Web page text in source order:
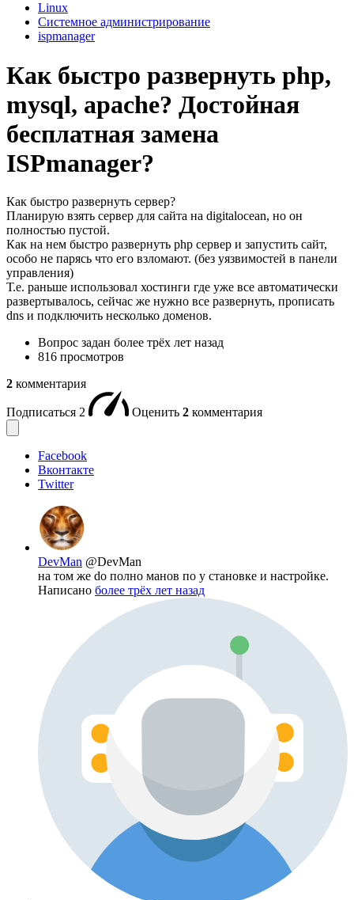
Linux
Системное администрирование
ispmanager
Как быстро развернуть php,
mysql, apache? Достойная
бесплатная замена
ISPmanager?
Как быстро развернуть сервер?
Планирую взять сервер для сайта на digitalocean, но он
полностью пустой.
Как на нем быстро развернуть php сервер и запустить сайт,
особо не парясь что его взломают. (без уязвимостей в панели
управления)
Т.е. раньше использовал хостинги где уже все автоматически
развертывалось, сейчас же нужно все развернуть, прописать
dns и подключить несколько доменов.
Вопрос задан более трёх лет назад
816 просмотров
2 комментария
Подписаться 2 Оценить 2 комментария
Facebook
Вконтакте
Twitter
DevMan @DevMan
на том же do полно манов по у становке и настройке.
Написано более трёх лет назад